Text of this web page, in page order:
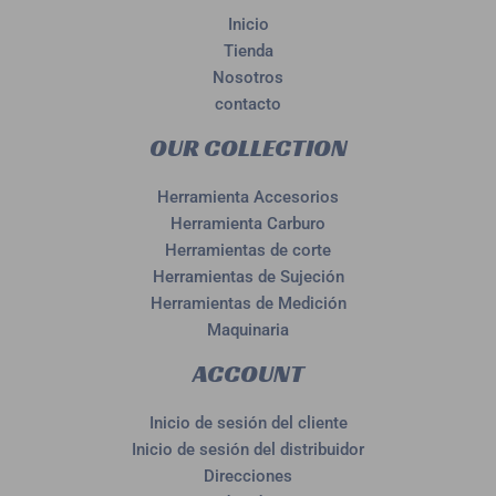
Inicio
Tienda
Nosotros
contacto
OUR COLLECTION
Herramienta Accesorios
Herramienta Carburo
Herramientas de corte
Herramientas de Sujeción
Herramientas de Medición
Maquinaria
ACCOUNT
Inicio de sesión del cliente
Inicio de sesión del distribuidor
Direcciones